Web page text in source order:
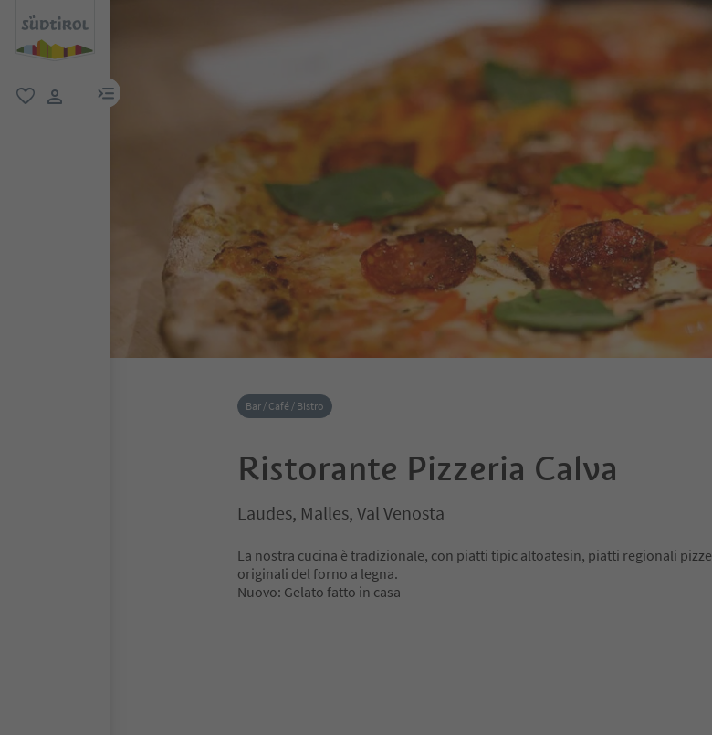
menu link
Bar / Café / Bistro
Ristorante Pizzeria Calva
Laudes, Malles, Val Venosta
La nostra cucina è tradizionale, con piatti tipic altoatesin, piatti regionali pizze
originali del forno a legna.
Nuovo: Gelato fatto in casa